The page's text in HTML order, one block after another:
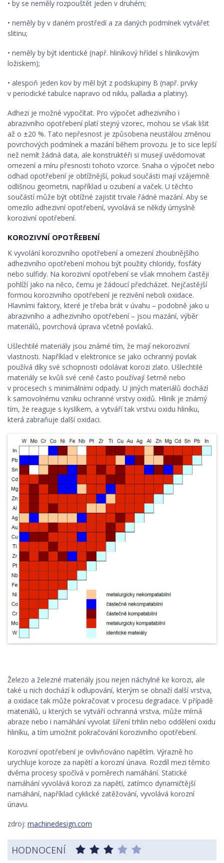
• by se neměly rozpouštět jeden v druhém;
• neměly by v daném prostředí a za daných podmínek vytvářet
slitinu;
• neměly by být identické (např. hliníkový hřídel s hliníkovým
ložiskem);
• alespoň jeden kov by měl být z podskupiny B (např. prvky
v periodické tabulce napravo od niklu, palladia a platiny).
Adhezi je možné vypočítat. Pro výpočet adhezivního i
abrazivního opotřebení platí stejný vzorec, mohou se však lišit
až o ±20 %. Tato nepřesnost je způsobena neustálou změnou
povrchových podmínek a mazání během provozu. Je to sice lepší
než nemít žádná data, ale konstruktéři si musejí uvědomovat
omezení a míru přesnosti tohoto vzorce. Snaha o výpočet nebo
odhad opotřebení je obtížnější, pokud součásti mají vzájemně
odlišnou geometrii, například u ozubení a vaček. U těchto
součástí může být obtížné zajistit trvale řádné mazání. Aby se
omezilo adhezivní opotřebení, vyvolává se někdy úmyslně
korozivní opotřebení.
KOROZIVNÍ OPOTŘEBENÍ
K vyvolání korozivního opotřebení a omezení zhoubnějšího
adhezivního opotřebení mohou být použity chloridy, fosfáty
nebo sulfidy. Na korozivní opotřebení se však mnohem častěji
pohlíží jako na něco, čemu je žádoucí předcházet. Nejčastější
formou korozivního opotřebení je rezivění neboli oxidace.
Hlavními faktory, které je třeba brát v úvahu – podobně jako u
abrazivního a adhezivního opotřebení – jsou mazání, výběr
materiálů, povrchová úprava včetně povlaků.
Ušlechtilé materiály jsou známé tím, že mají nekorozivní
vlastnosti. Například v elektronice se jako ochranný povlak
používá díky své schopnosti odolávat korozi zlato. Ušlechtilé
materiály se kvůli své ceně často používají šetrně nebo
v procesech s minimálními odpady. U jiných materiálů dochází
k samovolnému vzniku ochranné vrstvy oxidů. Hliník je známý
tím, že reaguje s kyslíkem, a vytváří tak vrstvu oxidu hliníku,
která zabraňuje další oxidaci.
Železo a železné materiály jsou nejen náchylné ke korozi, ale
také u nich dochází k odlupování, kterým se obnaží další vrstva,
a oxidace tak může pokračovat v procesu degradace. V případě
materiálů, u kterých se vytváří ochranná vrstva, může mírná
abraze nebo i namáhání vyvolat šíření trhlin nebo oddělení oxidu
hliníku, a tím umožnit pokračování korozivního opotřebení.
Korozivní opotřebení je ovlivňováno napětím. Výrazně ho
urychluje koroze za napětí a korozní únava. Rozdíl mezi těmito
dvěma procesy spočívá v poměrech namáhání. Statické
namáhání vyvolává korozi za napětí, zatímco dynamičtější
namáhání, například cyklické zatěžování, vyvolává korozní
únavu.
zdroj: machinedesign.com
HODNOCENÍ